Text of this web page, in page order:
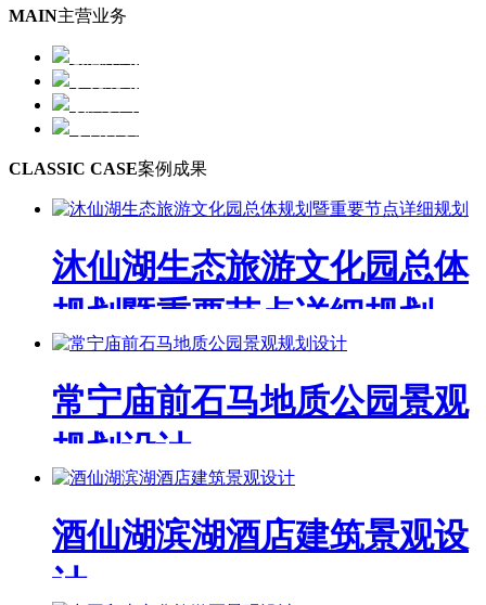
MAIN主营业务
CLASSIC CASE案例成果
沐仙湖生态旅游文化园总体
规划暨重要节点详细规划
常宁庙前石马地质公园景观
规划设计
酒仙湖滨湖酒店建筑景观设
计